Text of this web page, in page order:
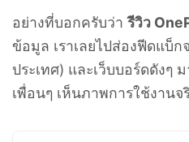
อย่างที่บอกครับว่ารีวิว
ข้อมูล เราเลยไปส่องฟีดแบ็
ประเทศ) และเว็บบอร์ดดังๆ
เพื่อนๆ เห็นภาพการใช้งานจ